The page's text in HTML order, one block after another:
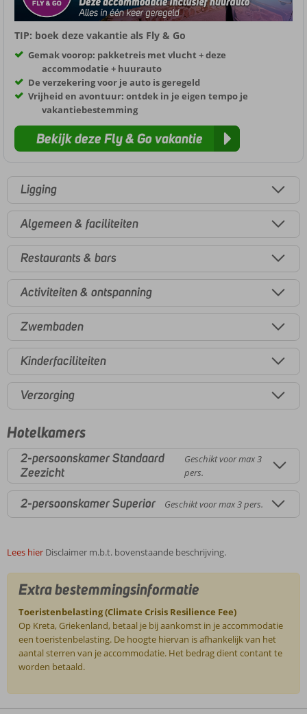
TIP: boek deze vakantie als Fly & Go
Gemak voorop: pakketreis met vlucht + deze
accommodatie + huurauto
De verzekering voor je auto is geregeld
Vrijheid en avontuur: ontdek in je eigen tempo je
vakantiebestemming
Bekijk deze Fly & Go vakantie
Ligging
Algemeen & faciliteiten
Restaurants & bars
Activiteiten & ontspanning
Zwembaden
Kinderfaciliteiten
Verzorging
Hotelkamers
2-persoonskamer Standaard
Zeezicht
Geschikt voor max 3
pers.
2-persoonskamer Superior Geschikt voor max 3 pers.
Lees hier Disclaimer m.b.t. bovenstaande beschrijving.
Extra bestemmingsinformatie
Toeristenbelasting (Climate Crisis Resilience Fee)
Op Kreta, Griekenland, betaal je bij aankomst in je accommodatie
een toeristenbelasting. De hoogte hiervan is afhankelijk van het
aantal sterren van je accommodatie. Het bedrag dient contant te
worden betaald.